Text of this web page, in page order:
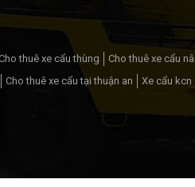
thuê xe cẩu thùng Cho thuê xe cẩu
Cho thuê xe cẩu tại thuận an Xe cẩu kcn